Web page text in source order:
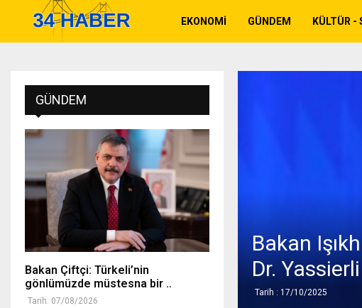
EKONOMI GÜNDEM KÜLTÜR -
Bakan
Dr.
Tarih : 17/10/2025
GÜNDEM
Bakan Çiftçi: Türkeli’nin
gönlümüzde müstesna bir ..
Tarih: 07/08/2026